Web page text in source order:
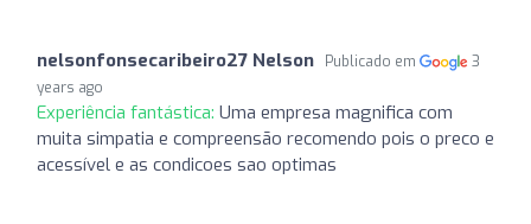
nelsonfonsecaribeiro27 Nelson Publicado em
3
years ago
Experiência fantástica: Uma empresa magnifica com
muita simpatia e compreensão recomendo pois o preco e
acessível e as condicoes sao optimas